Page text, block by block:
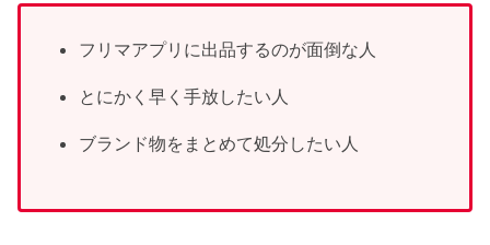
フリマアプリに出品するのが面倒な人
とにかく早く手放したい人
ブランド物をまとめて処分したい人